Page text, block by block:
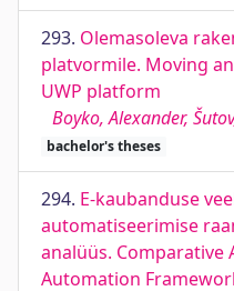
293. Olemasoleva
platvormile. Moving
UWP platform
Boyko, Alexander,
bachelor's theses
294. E-kaubanduse
automatiseerimise
analüüs. Comparative
Automation